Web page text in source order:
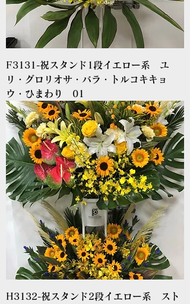
F3131-祝スタンド1段イエロー系 ユ
リ・グロリオサ・バラ・トルコキキョ
ウ・ひまわり 01
H3132-祝スタンド2段イエロー系 スト